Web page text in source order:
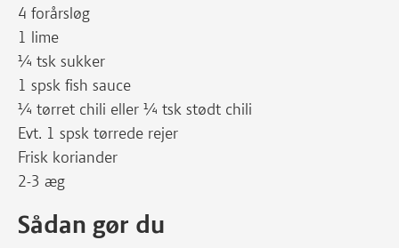
4 forårsløg
1 lime
¼ tsk sukker
1 spsk fish sauce
¼ tørret chili eller ¼ tsk stødt chili
Evt. 1 spsk tørrede rejer
Frisk koriander
2-3 æg
Sådan gør du